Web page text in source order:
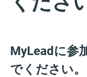
MyLeadに参
でください。